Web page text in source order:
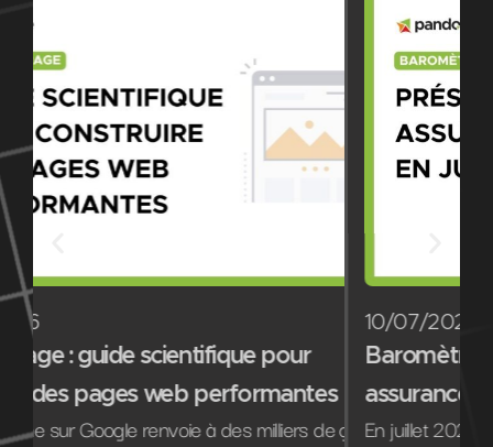
guides
Baromètre de la présence marketing
assurances au Mali en juillet 2026
En juillet 2026, les dix compagnies d’assurances